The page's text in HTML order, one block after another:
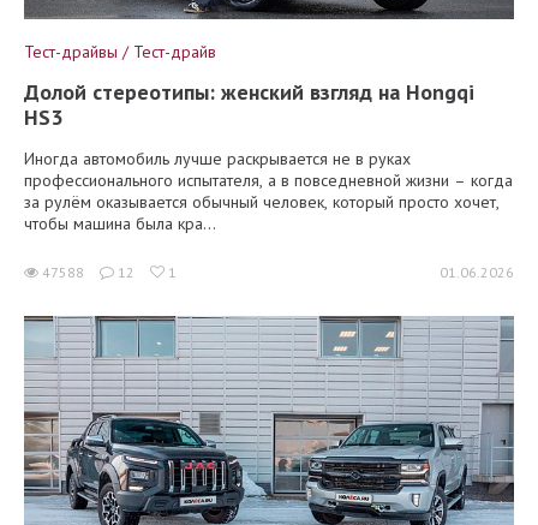
Тест-драйвы / Тест-драйв
Долой стереотипы: женский взгляд на Hongqi
HS3
Иногда автомобиль лучше раскрывается не в руках
профессионального испытателя, а в повседневной жизни – когда
за рулём оказывается обычный человек, который просто хочет,
чтобы машина была кра...
47588 12 1 01.06.2026